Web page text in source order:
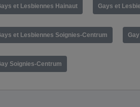
et Lesbiennes Hainaut Gays et
et Lesbiennes Soignies-Centrum
Soignies-Centrum